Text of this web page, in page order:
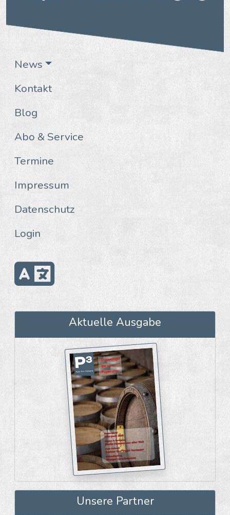
News
Kontakt
Blog
Abo & Service
Termine
Impressum
Datenschutz
Login
Aktuelle Ausgabe
Unsere Partner